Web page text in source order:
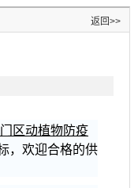
返回>>
区动植物防疫
，欢迎合格的供